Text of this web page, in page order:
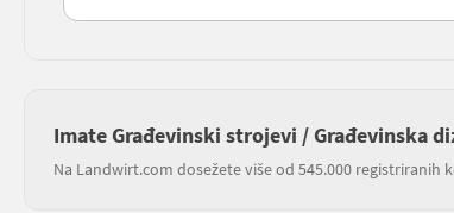
Imate Građevinski strojevi / Građevinska
Na Landwirt.com dosežete više od 545.000 registriranih